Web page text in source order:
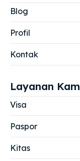
Blog
Profil
Kontak
Layanan
Visa
Paspor
Kitas